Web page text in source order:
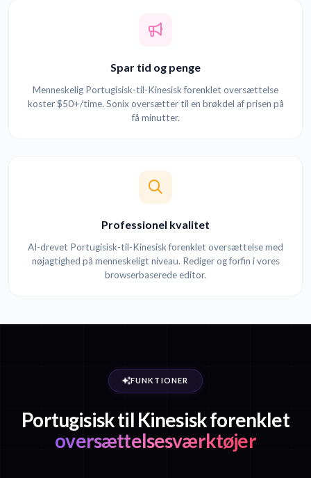
Spar tid og penge
Menneskelig Portugisisk-til-Kinesisk forenklet oversættelse
koster $50+/time. Sonix oversætter til en brøkdel af prisen på
få minutter.
Professionel kvalitet
AI-drevet Portugisisk-til-Kinesisk forenklet oversættelse med
nøjagtighed på menneskeligt niveau. Rediger og forfin i vores
browserbaserede editor.
FUNKTIONER
Portugisisk til Kinesisk forenklet
oversættelsesværktøjer